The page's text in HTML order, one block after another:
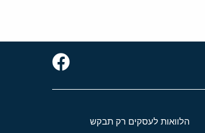
הלוואות לעסקים רק תבקש